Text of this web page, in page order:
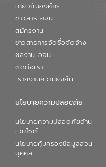
เกี่ยวกับองค์กร
ข่าวสาร อจน.
สมัครงาน
ข่าวสารการจัดซื้อจัดจ้าง
ผลงาน อจน.
ติดต่อเรา
รายงานความยั่งยืน
นโยบายความปลอดภัย
นโยบายความปลอดภัยด้าน
เว็บไซต์
นโยบายคุ้มครองข้อมูลส่วน
บุคคล